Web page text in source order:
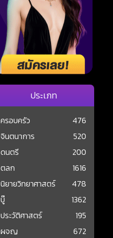
ประเภท
ครอบครัว
476
จินตนาการ
520
ดนตรี
200
ตลก
1616
นิยายวิทยาศาสตร์
478
บู๊
1362
ประวัติศาสตร์
195
ผจญ
672